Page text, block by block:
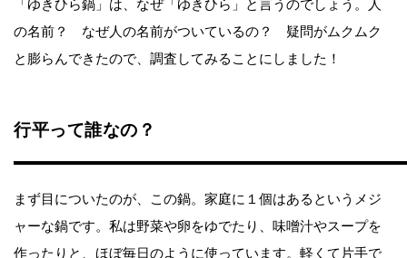
「ゆきひら鍋」は、なぜ「ゆきひら」と言うのでしょう。人
の名前？ なぜ人の名前がついているの？ 疑問がムクムク
と膨らんできたので、調査してみることにしました！
行平って誰なの？
まず目についたのが、この鍋。家庭に１個はあるというメジ
ャーな鍋です。私は野菜や卵をゆでたり、味噌汁やスープを
作ったりと、ほぼ毎日のように使っています。軽くて片手で